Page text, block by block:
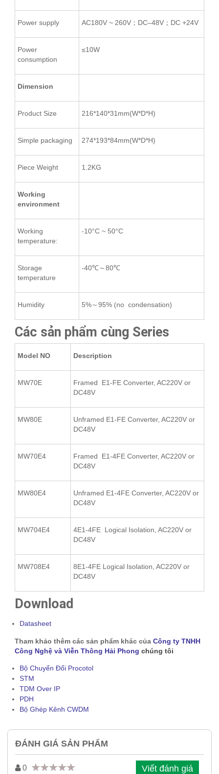
Power supply AC180V ~ 260V；DC–48V；DC +24V
Power
consumption
≤10W
Dimension
Product Size 216*140*31mm(W*D*H)
Simple packaging 274*193*84mm(W*D*H)
Piece Weight 1.2KG
Working
environment
Working
temperature:
-10°C ~ 50°C
Storage
temperature
-40℃～80℃
Humidity 5%～95% (no condensation)
Các sản phẩm cùng Series
Model NO Description
MW70E
Framed E1-FE Converter, AC220V or
DC48V
MW80E
Unframed E1-FE Converter, AC220V or
DC48V
MW70E4
Framed E1-4FE Converter, AC220V or
DC48V
MW80E4
Unframed E1-4FE Converter, AC220V or
DC48V
MW704E4
4E1-4FE Logical Isolation, AC220V or
DC48V
MW708E4
8E1-4FE Logical Isolation, AC220V or
DC48V
Download
Datasheet
Tham khảo thêm các sản phẩm khác của Công ty TNHH
Công Nghệ và Viễn Thông Hải Phong chúng tôi
Bộ Chuyển Đổi Procotol
STM
TDM Over IP
PDH
Bộ Ghép Kênh CWDM
ĐÁNH GIÁ SẢN PHẨM
0 Viết đánh giá